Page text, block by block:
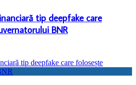
tip deepfake care
BNR